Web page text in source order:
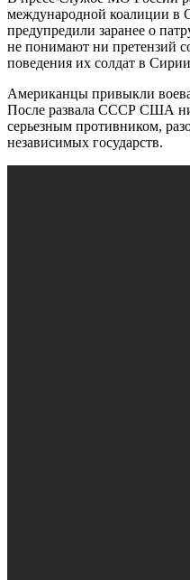
международной коалиции
предупредили заранее о
не понимают ни претензий
поведения их солдат в
Американцы привыкли
После развала СССР США ни
серьезным противником,
независимых государств.